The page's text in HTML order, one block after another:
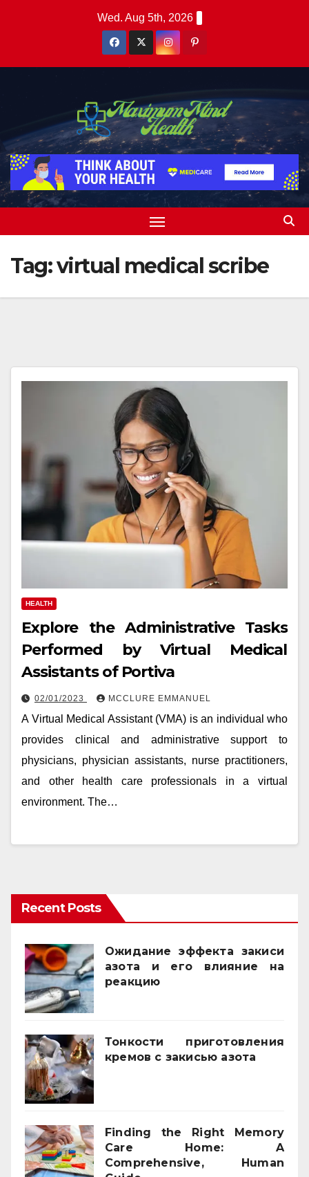
Wed. Aug 5th, 2026
Tag:virtual medical scribe
HEALTH
Explore the Administrative Tasks
Performed by Virtual Medical
Assistants of Portiva
02/01/2023 MCCLURE EMMANUEL
A Virtual Medical Assistant (VMA) is an individual who
provides clinical and administrative support to
physicians, physician assistants, nurse practitioners,
and other health care professionals in a virtual
environment. The…
Recent Posts
Ожидание эффекта закиси
азота и его влияние на
реакцию
Тонкости приготовления
кремов с закисью азота
Finding the Right Memory
Care Home: A
Comprehensive, Human